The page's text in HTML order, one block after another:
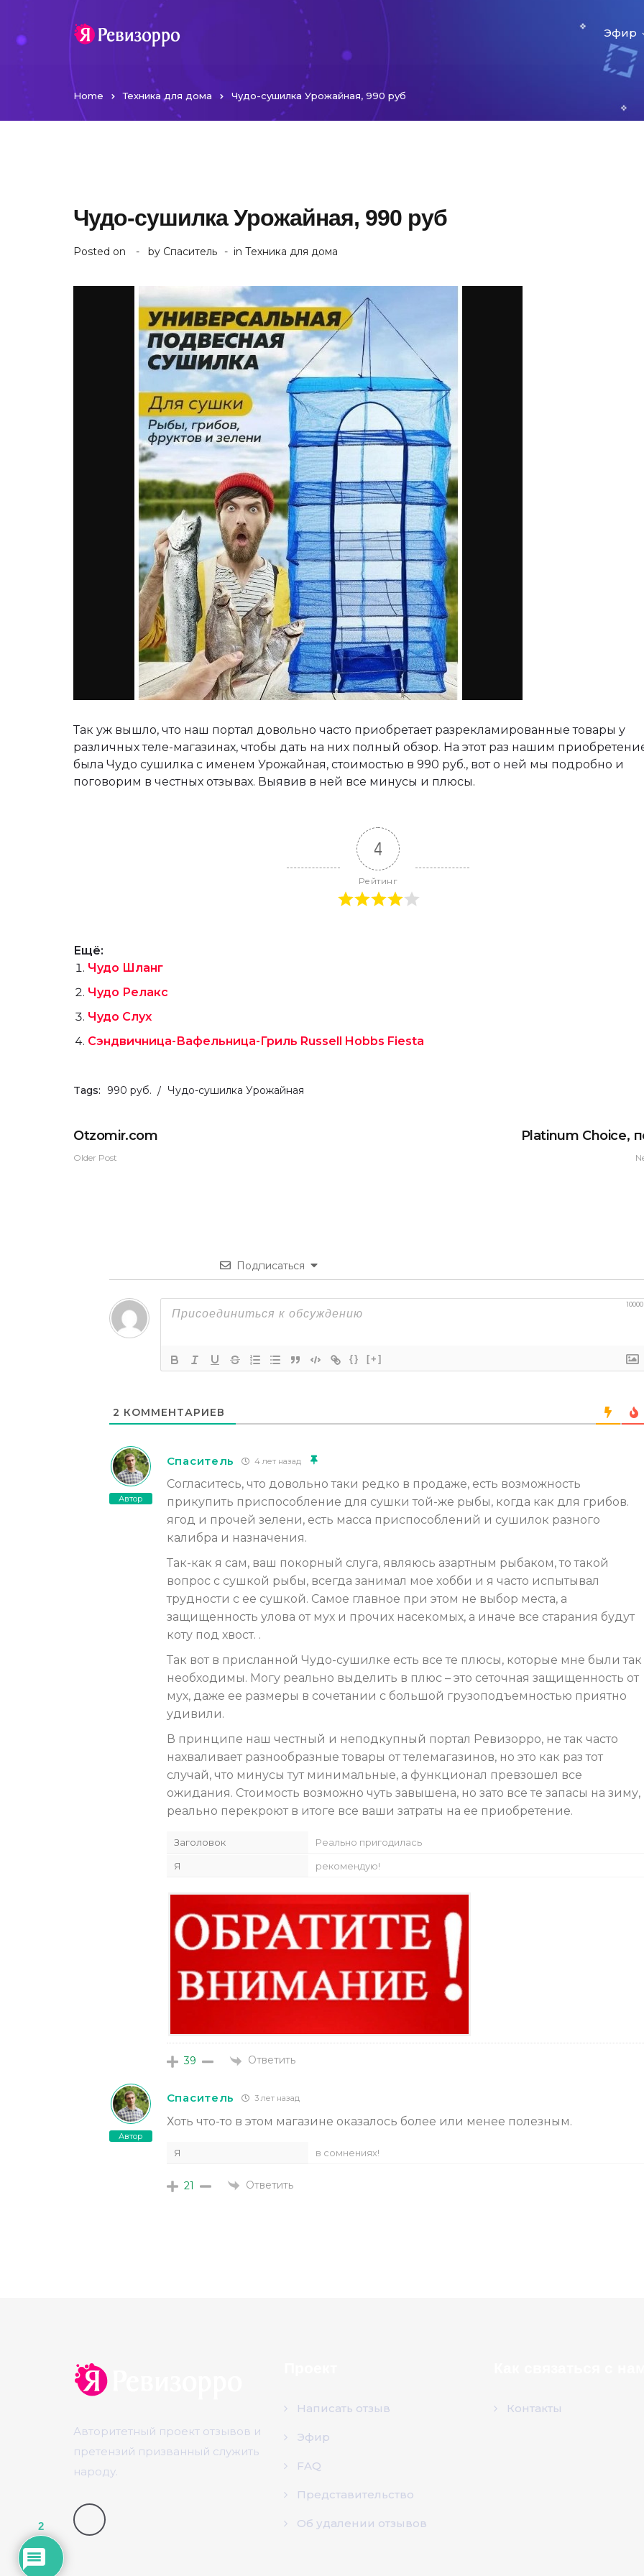
Эфир
Home Техника для дома Чудо-сушилка Урожайная, 990 руб
Чудо-сушилка Урожайная, 990 руб
Posted on by Спаситель in Техника для дома
Так уж вышло, что наш портал довольно часто приобретает разрекламированные товары у
различных теле-магазинах, чтобы дать на них полный обзор. На этот раз нашим
была Чудо сушилка с именем Урожайная, стоимостью в 990 руб., вот о ней мы подробно и
поговорим в честных отзывах. Выявив в ней все минусы и плюсы.
4
Рейтинг
Ещё:
Чудо Шланг
Чудо Релакс
Чудо Слух
Сэндвичница-Вафельница-Гриль Russell Hobbs Fiesta
Tags: 990 руб. Чудо-сушилка Урожайная
Оtzomir.com
Older Post
Platinum Choice,
Подписаться
10000
{} [+]
2 КОММЕНТАРИЕВ
Автор
Спаситель 4 лет назад
Согласитесь, что довольно таки редко в продаже, есть возможность
прикупить приспособление для сушки той-же рыбы, когда как для грибов.
ягод и прочей зелени, есть масса приспособлений и сушилок разного
калибра и назначения.
Так-как я сам, ваш покорный слуга, являюсь азартным рыбаком, то такой
вопрос с сушкой рыбы, всегда занимал мое хобби и я часто испытывал
трудности с ее сушкой. Самое главное при этом не выбор места, а
защищенность улова от мух и прочих насекомых, а иначе все старания будут
коту под хвост. .
Так вот в присланной Чудо-сушилке есть все те плюсы, которые мне были так
необходимы. Могу реально выделить в плюс – это сеточная защищенность от
мух, даже ее размеры в сочетании с большой грузоподъемностью приятно
удивили.
В принципе наш честный и неподкупный портал Ревизорро, не так часто
нахваливает разнообразные товары от телемагазинов, но это как раз тот
случай, что минусы тут минимальные, а функционал превзошел все
ожидания. Стоимость возможно чуть завышена, но зато все те запасы на зиму,
реально перекроют в итоге все ваши затраты на ее приобретение.
Заголовок Реально пригодилась
Я рекомендую!
39 Ответить
Автор
Спаситель 3 лет назад
Хоть что-то в этом магазине оказалось более или менее полезным.
Я в сомнениях!
21 Ответить
Авторитетный проект отзывов и
претензий призванный служить
народу.
Написать отзыв
Эфир
FAQ
Представительство
Об удалении отзывов
Контакты
2